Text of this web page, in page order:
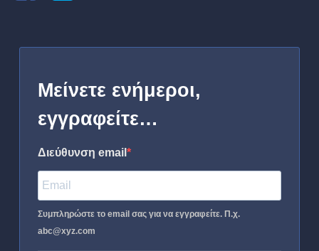
Μείνετε ενήμεροι,
εγγραφείτε…
Διεύθυνση email
Συμπληρώστε το email σας για να εγγραφείτε. Π.χ.
abc@xyz.com